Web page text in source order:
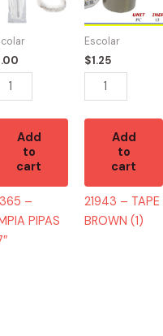
Add
to
cart
–
PIPAS
Escolar
$1.25
BROWN
(1)
quantity
Add
to
cart
21943 – TAPE
BROWN (1)